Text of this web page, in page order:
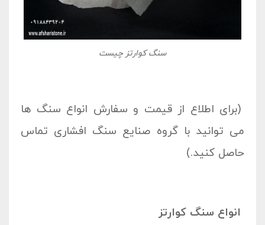
سنگ کوارتز چیست
(برای اطلاع از قیمت و سفارش انواع سنگ ها
می توانید با گروه صنایع سنگ افشاری تماس
حاصل کنید.)
انواع سنگ کوارتز